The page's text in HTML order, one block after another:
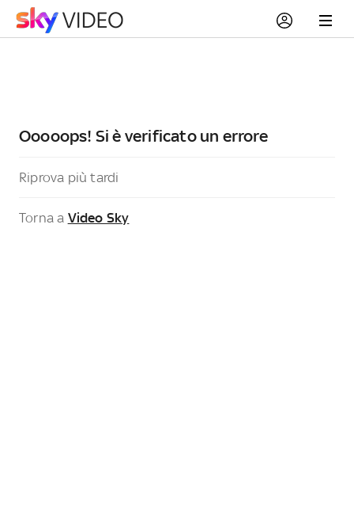
Ooooops! Si è verificato un errore
Riprova più tardi
Torna a Video Sky